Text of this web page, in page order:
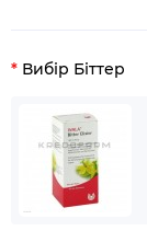
Вибір Біттер